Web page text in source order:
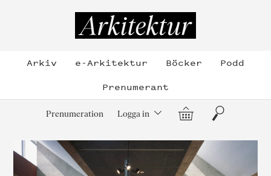
Arkiv e-Arkitektur Böcker
Podd
Prenumerant
Prenumeration Logga in Varukorg
Sök